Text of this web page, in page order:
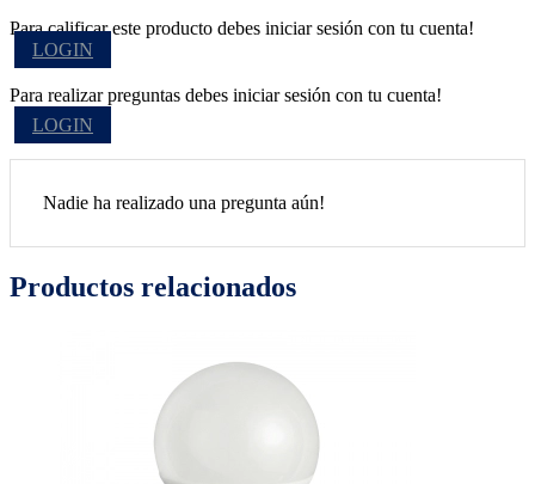
Para calificar este producto debes iniciar sesión con tu cuenta!
LOGIN
Para realizar preguntas debes iniciar sesión con tu cuenta!
LOGIN
Nadie ha realizado una pregunta aún!
Productos relacionados